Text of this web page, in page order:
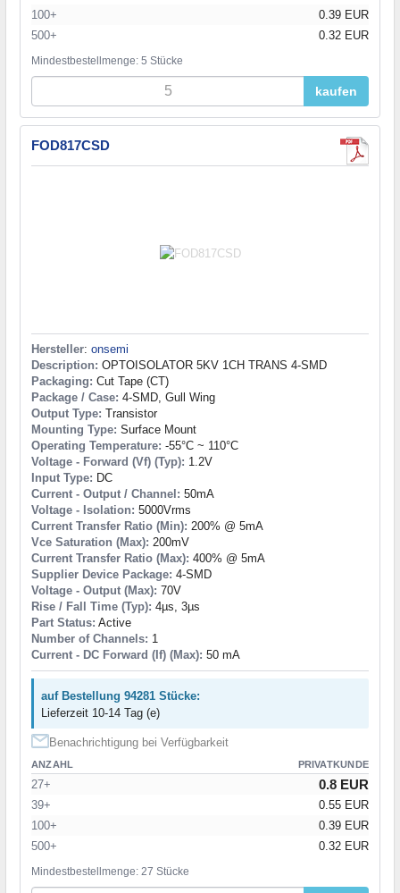
100+
0.39 EUR
500+
0.32 EUR
Mindestbestellmenge: 5 Stücke
kaufen
FOD817CSD
Hersteller: onsemi
Description: OPTOISOLATOR 5KV 1CH TRANS 4-SMD
Packaging: Cut Tape (CT)
Package / Case: 4-SMD, Gull Wing
Output Type: Transistor
Mounting Type: Surface Mount
Operating Temperature: -55°C ~ 110°C
Voltage - Forward (Vf) (Typ): 1.2V
Input Type: DC
Current - Output / Channel: 50mA
Voltage - Isolation: 5000Vrms
Current Transfer Ratio (Min): 200% @ 5mA
Vce Saturation (Max): 200mV
Current Transfer Ratio (Max): 400% @ 5mA
Supplier Device Package: 4-SMD
Voltage - Output (Max): 70V
Rise / Fall Time (Typ): 4µs, 3µs
Part Status: Active
Number of Channels: 1
Current - DC Forward (If) (Max): 50 mA
auf Bestellung 94281 Stücke:
Lieferzeit 10-14 Tag (e)
Benachrichtigung bei Verfügbarkeit
ANZAHL PRIVATKUNDE
27+ 0.8 EUR
39+
0.55 EUR
100+
0.39 EUR
500+
0.32 EUR
Mindestbestellmenge: 27 Stücke